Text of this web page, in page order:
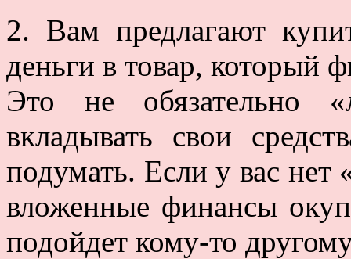
2. Вам предлагают
деньги в товар, который
Это не обязательно
вкладывать свои
подумать. Если у вас нет
вложенные финансы
подойдет кому-то